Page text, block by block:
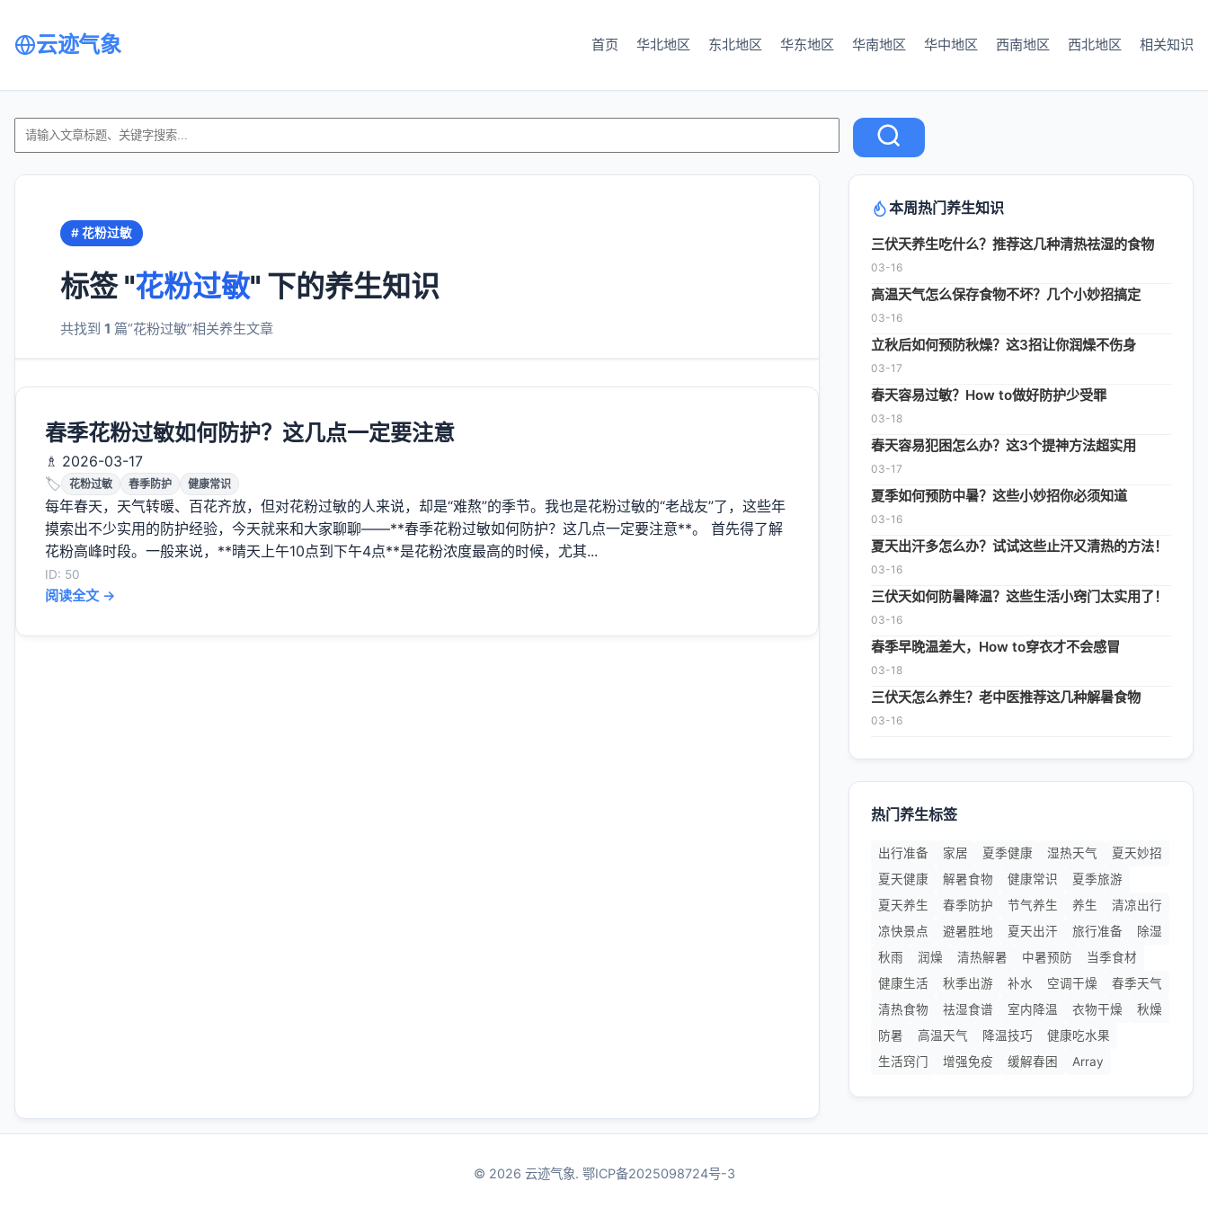
云迹气象 首页 华北地区 东北地区 华东地区 华南地区 华中地区 西南地区 西北地区 相关知识
# 花粉过敏
标签 "花粉过敏" 下的养生知识
共找到 1 篇“花粉过敏”相关养生文章
春季花粉过敏如何防护？这几点一定要注意
♗ 2026-03-17
🏷️
花粉过敏 春季防护 健康常识
每年春天，天气转暖、百花齐放，但对花粉过敏的人来说，却是“难熬”的季节。我也是花粉过敏的“老战友”了，这些年
摸索出不少实用的防护经验，今天就来和大家聊聊——**春季花粉过敏如何防护？这几点一定要注意**。 首先得了解
花粉高峰时段。一般来说，**晴天上午10点到下午4点**是花粉浓度最高的时候，尤其...
ID: 50
阅读全文 →
本周热门养生知识
三伏天养生吃什么？推荐这几种清热祛湿的食物
03-16
高温天气怎么保存食物不坏？几个小妙招搞定
03-16
立秋后如何预防秋燥？这3招让你润燥不伤身
03-17
春天容易过敏？How to做好防护少受罪
03-18
春天容易犯困怎么办？这3个提神方法超实用
03-17
夏季如何预防中暑？这些小妙招你必须知道
03-16
夏天出汗多怎么办？试试这些止汗又清热的方法！
03-16
三伏天如何防暑降温？这些生活小窍门太实用了！
03-16
春季早晚温差大，How to穿衣才不会感冒
03-18
三伏天怎么养生？老中医推荐这几种解暑食物
03-16
热门养生标签
出行准备 家居 夏季健康 湿热天气
夏天妙招
夏天健康
解暑食物 健康常识
夏季旅游
夏天养生
春季防护 节气养生 养生
清凉出行
凉快景点
避暑胜地 夏天出汗 旅行准备
除湿
秋雨
润燥 清热解暑 中暑预防
当季食材
健康生活
秋季出游 补水 空调干燥
春季天气
清热食物
祛湿食谱 室内降温 衣物干燥
秋燥
防暑
高温天气 降温技巧
健康吃水果
生活窍门
增强免疫 缓解春困 Array
© 2026 云迹气象. 鄂ICP备2025098724号-3